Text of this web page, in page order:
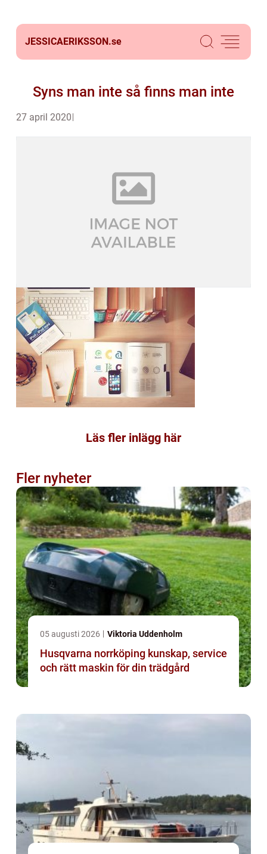
JESSICAERIKSSON.se
Syns man inte så finns man inte
27 april 2020
Läs fler inlägg här
Fler nyheter
05 augusti 2026 Viktoria Uddenholm
Husqvarna norrköping kunskap, service
och rätt maskin för din trädgård